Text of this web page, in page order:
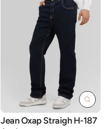
Jean Oxap Straigh H-187